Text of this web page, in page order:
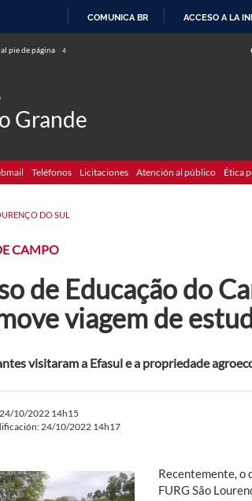
COMUNICA BR ACCESO A LA
pie de página 4
Grande
Teléfonos Licitaciones Atención al público Ética
DO SUL
CAMPO
de Educação do
viagem de
visitaram a Efasul e a propriedade
10/2022 14h15
24/10/2022 14h17
Recentemente, o
FURG São